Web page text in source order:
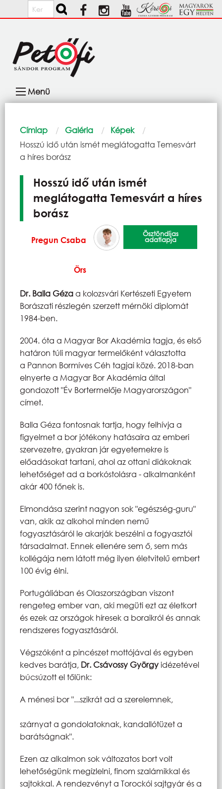
Ugrás a tartalomra
Keresés
navigáció
Menü
Morzsa
Címlap Galéria
Képek
Current:
Hosszú idő után ismét meglátogatta Temesvárt
a híres borász
Hosszú idő után ismét
meglátogatta Temesvárt a híres
borász
Pregun Csaba
Örs
Ösztöndíjas
adatlapja
Dr. Balla Gézaa kolozsvári Kertészeti Egyetem
Borászati részlegén szerzett mérnöki diplomát
1984-ben.
2004. óta a Magyar Bor Akadémia tagja, és első
határon túli magyar termelőként választotta
a Pannon Bormíves Céh tagjai közé. 2018-ban
elnyerte a Magyar Bor Akadémia által
gondozott "Év Bortermelője Magyarországon"
címet.
Balla Géza fontosnak tartja, hogy felhívja a
figyelmet a bor jótékony hatásaira az emberi
szervezetre, gyakran jár egyetemekre is
előadásokat tartani, ahol az ottani diákoknak
lehetőséget ad a borkóstolásra - alkalmanként
akár 400 főnek is.
Elmondása szerint nagyon sok "egészség-guru"
van, akik az alkohol minden nemű
fogyasztásáról le akarják beszélni a fogyasztói
társadalmat. Ennek ellenére sem ő, sem más
kollégája nem látott még ilyen életvitelű embert
100 évig élni.
Portugáliában és Olaszországban viszont
rengeteg ember van, aki megüti ezt az életkort
és ezek az országok híresek a boraikról és annak
rendszeres fogyasztásáról.
Végszóként a pincészet mottójával és egyben
kedves barátja, Dr. Csávossy Györgyidézetével
búcsúzott el tőlünk:
A ménesi bor "...szikrát ad a szerelemnek,
szárnyat a gondolatoknak, kandallótüzet a
barátságnak".
Ezen az alkalmon sok változatos bort volt
lehetőségünk megízlelni, finom szalámikkal és
sajtokkal. A rendezvényt a Torockói sajtgyár és a